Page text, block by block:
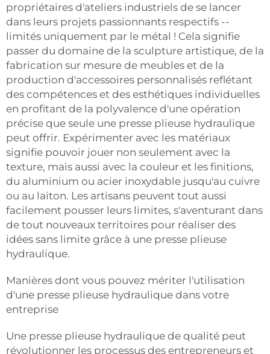
propriétaires d'ateliers industriels de se lancer
dans leurs projets passionnants respectifs --
limités uniquement par le métal ! Cela signifie
passer du domaine de la sculpture artistique, de la
fabrication sur mesure de meubles et de la
production d'accessoires personnalisés reflétant
des compétences et des esthétiques individuelles
en profitant de la polyvalence d'une opération
précise que seule une presse plieuse hydraulique
peut offrir. Expérimenter avec les matériaux
signifie pouvoir jouer non seulement avec la
texture, mais aussi avec la couleur et les finitions,
du aluminium ou acier inoxydable jusqu'au cuivre
ou au laiton. Les artisans peuvent tout aussi
facilement pousser leurs limites, s'aventurant dans
de tout nouveaux territoires pour réaliser des
idées sans limite grâce à une presse plieuse
hydraulique.
Manières dont vous pouvez mériter l'utilisation
d'une presse plieuse hydraulique dans votre
entreprise
Une presse plieuse hydraulique de qualité peut
révolutionner les processus des entrepreneurs et